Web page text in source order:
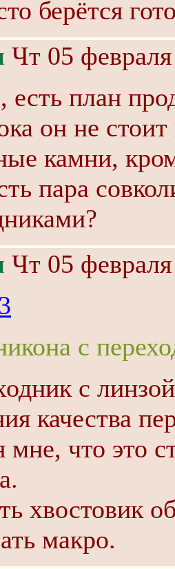
берётся
Чт 05
план
он не
камни,
пара
Чт 05
с
с
качества
мне, что это
хвостовик
макро.